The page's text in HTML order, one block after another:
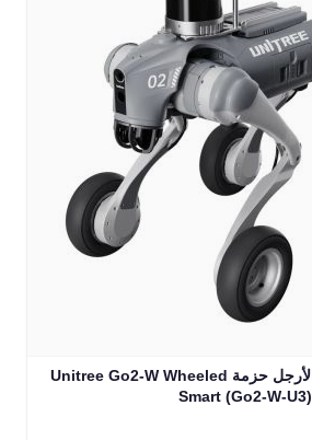
Unitree Go2-W Wheeled كلب روبوتي رباعي الأرجل حزمة
Smart (Go2-W-U3)